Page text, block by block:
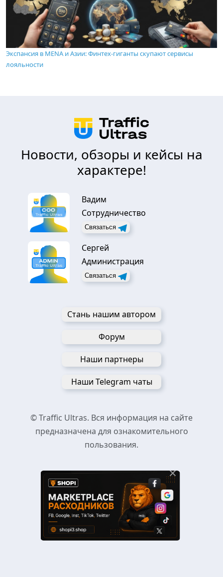
Экспансия в MENA и Азии: Финтех-гиганты скупают сервисы
лояльности
Новости, обзоры и кейсы на
характере!
Вадим
Сотрудничество
Связаться
Сергей
Администрация
Связаться
Стань нашим автором
Форум
Наши партнеры
Наши Telegram чаты
© Traffic Ultras. Вся информация на сайте
предназначена для ознакомительного
пользования.
×